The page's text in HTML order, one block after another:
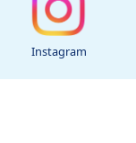
Instagram